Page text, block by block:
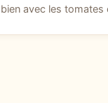
bien avec les tomates